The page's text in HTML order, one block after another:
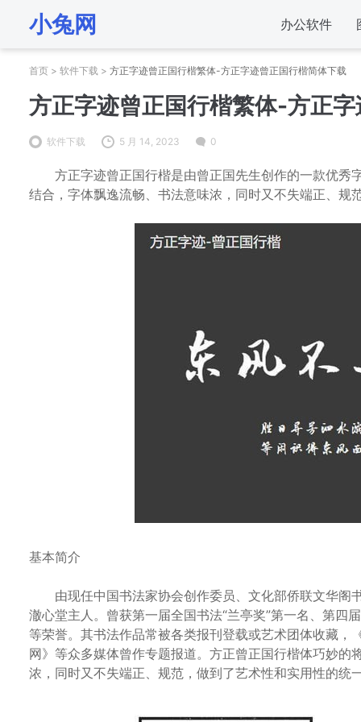
小兔网 办公软件
首页 > 软件下载 > 方正字迹曾正国行楷繁体-方正字迹曾正国行楷简体下载
方正字迹曾正国行楷繁体-方正
软件下载 5 月 14, 2023 0
方正字迹曾正国行楷是由曾正国先生创作的一款优秀
结合，字体飘逸流畅、书法意味浓，同时又不失端正、
基本简介
由现任中国书法家协会创作委员、文化部侨联文华阁
澈心堂主人。曾获第一届全国书法“兰亭奖”第一名、第四
等荣誉。其书法作品常被各类报刊登载或艺术团体收藏
网》等众多媒体曾作专题报道。方正曾正国行楷体巧妙
浓，同时又不失端正、规范，做到了艺术性和实用性的统